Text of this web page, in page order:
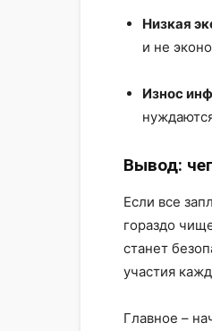
Низкая
и не
Износ
Вывод:
Если все
гораздо
станет
участия
Главное –